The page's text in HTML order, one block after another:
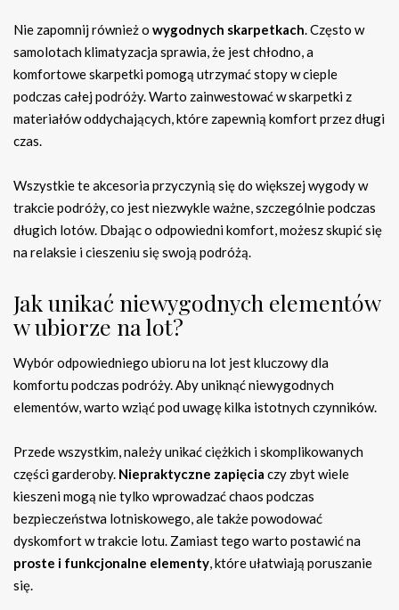
Nie zapomnij również o wygodnych skarpetkach. Często w
samolotach klimatyzacja sprawia, że jest chłodno, a
komfortowe skarpetki pomogą utrzymać stopy w cieple
podczas całej podróży. Warto zainwestować w skarpetki z
materiałów oddychających, które zapewnią komfort przez długi
czas.
Wszystkie te akcesoria przyczynią się do większej wygody w
trakcie podróży, co jest niezwykle ważne, szczególnie podczas
długich lotów. Dbając o odpowiedni komfort, możesz skupić się
na relaksie i cieszeniu się swoją podróżą.
Jak unikać niewygodnych elementów
w ubiorze na lot?
Wybór odpowiedniego ubioru na lot jest kluczowy dla
komfortu podczas podróży. Aby uniknąć niewygodnych
elementów, warto wziąć pod uwagę kilka istotnych czynników.
Przede wszystkim, należy unikać ciężkich i skomplikowanych
części garderoby. Niepraktyczne zapięcia czy zbyt wiele
kieszeni mogą nie tylko wprowadzać chaos podczas
bezpieczeństwa lotniskowego, ale także powodować
dyskomfort w trakcie lotu. Zamiast tego warto postawić na
proste i funkcjonalne elementy, które ułatwiają poruszanie
się.